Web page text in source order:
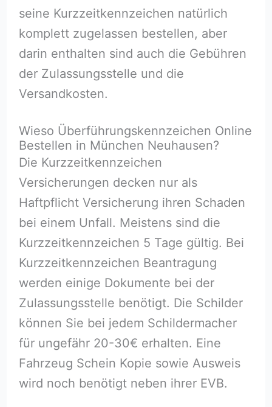
seine Kurzzeitkennzeichen natürlich
komplett zugelassen bestellen, aber
darin enthalten sind auch die Gebühren
der Zulassungsstelle und die
Versandkosten.
Wieso Überführungskennzeichen Online
Bestellen in München Neuhausen?
Die Kurzzeitkennzeichen
Versicherungen decken nur als
Haftpflicht Versicherung ihren Schaden
bei einem Unfall. Meistens sind die
Kurzzeitkennzeichen 5 Tage gültig. Bei
Kurzzeitkennzeichen Beantragung
werden einige Dokumente bei der
Zulassungsstelle benötigt. Die Schilder
können Sie bei jedem Schildermacher
für ungefähr 20-30€ erhalten. Eine
Fahrzeug Schein Kopie sowie Ausweis
wird noch benötigt neben ihrer EVB.